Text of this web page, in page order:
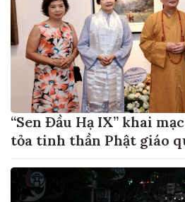
“Sen Đầu Hạ IX” khai
tỏa tinh thần Phật giáo